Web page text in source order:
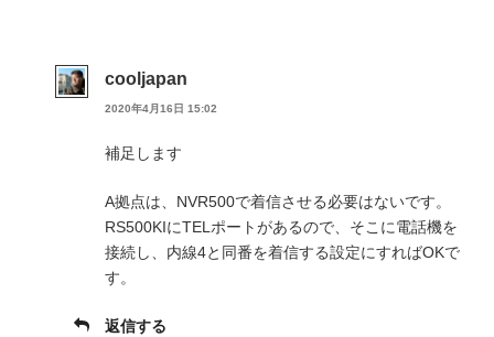
cooljapan
2020年4月16日 15:02
補足します
A拠点は、NVR500で着信させる必要はないです。
RS500KIにTELポートがあるので、そこに電話機を
接続し、内線4と同番を着信する設定にすればOKで
す。
返信する